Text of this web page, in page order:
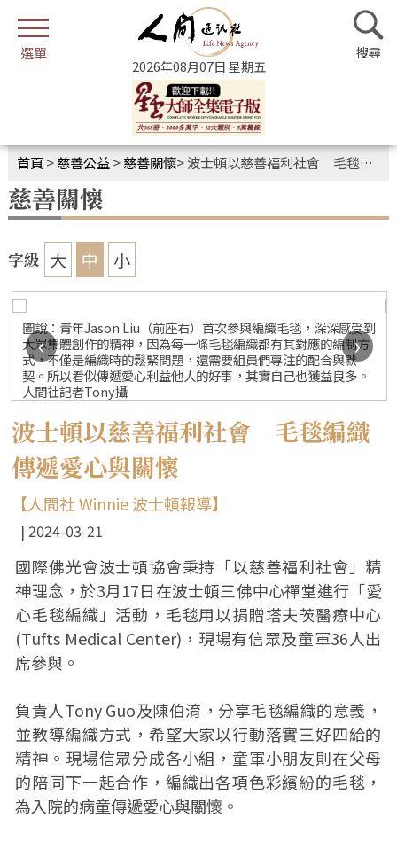
2026年08月07日 星期五
首頁 >慈善公益>慈善關懷>波士頓以慈善福利社會 毛毯編織傳遞愛心與關懷
慈善關懷
字級 大 中 小
圖說：青年Jason Liu（前座右）首次參與編織毛毯，深深感受到
大眾集體創作的精神，因為每一條毛毯編織都有其對應的編制方
式，不僅是編織時的鬆緊問題，還需要組員們專注的配合與默
契。所以看似傳遞愛心利益他人的好事，其實自己也獲益良多。
人間社記者Tony攝
‹ ›
波士頓以慈善福利社會 毛毯編織
傳遞愛心與關懷
【人間社 Winnie 波士頓報導】
2024-03-21
國際佛光會波士頓協會秉持「以慈善福利社會」精
神理念，於3月17日在波士頓三佛中心禪堂進行「愛
心毛毯編織」活動，毛毯用以捐贈塔夫茨醫療中心
(Tufts Medical Center)，現場有信眾及童軍36人出
席參與。
負責人Tony Guo及陳伯淯，分享毛毯編織的意義，
並教導編織方式，希望大家以行動落實三好四給的
精神。現場信眾分成各小組，童軍小朋友則在父母
的陪同下一起合作，編織出各項色彩繽紛的毛毯，
為入院的病童傳遞愛心與關懷。